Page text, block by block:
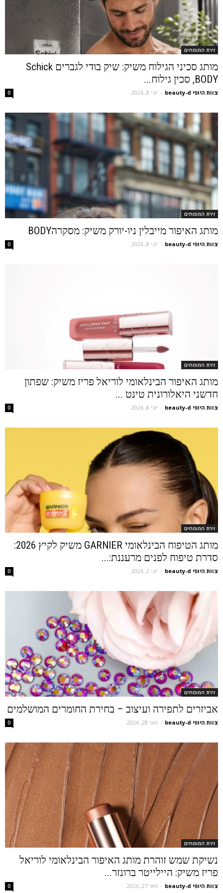
זירת המומחים
מותג סכיני הגילוח משיק: שיק בודי לגברים Schick
BODY, סכין גילוח...
צוות היופי beauty-d - יוני 8, 2026 0
זירת המומחים
מותג האיפור מייבלין ניו-יורק משיק: מסקרהBODY
צוות היופי beauty-d - יוני 8, 2026 0
זירת המומחים
מותג האיפור הבינלאומי לוריאל פריז משיק: שפתון
חדשני היאלורונית טינט ...
צוות היופי beauty-d - יוני 8, 2026 0
זירת המומחים
מותג הטיפוח הבינלאומי GARNIER משיק לקיץ 2026:
סדרת טיפוח לפנים מרעננת:...
צוות היופי beauty-d - יוני 2, 2026 0
זירת המומחים
אביזרים לתפירה ועיצוב – בחירת החומרים המושלמים
צוות היופי beauty-d - מאי 28, 2026 0
זירת המומחים
נשיקת שמש זוהרת מותג האיפור הבינלאומי לוריאל
פריז משיק: היילייטר ברונזר...
צוות היופי beauty-d - מאי 27, 2026 0